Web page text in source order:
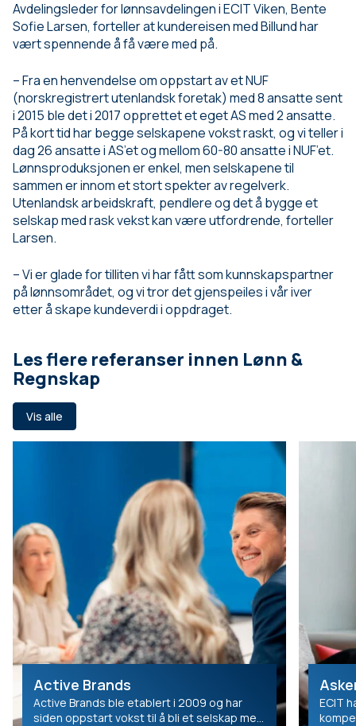
Avdelingsleder for lønnsavdelingen i ECIT Viken, Bente
Sofie Larsen, forteller at kundereisen med Billund har
vært spennende å få være med på.
– Fra en henvendelse om oppstart av et NUF
(norskregistrert utenlandsk foretak) med 8 ansatte sent
i 2015 ble det i 2017 opprettet et eget AS med 2 ansatte.
På kort tid har begge selskapene vokst raskt, og vi teller i
dag 26 ansatte i AS’et og mellom 60-80 ansatte i NUF’et.
Lønnsproduksjonen er enkel, men selskapene til
sammen er innom et stort spekter av regelverk.
Utenlandsk arbeidskraft, pendlere og det å bygge et
selskap med rask vekst kan være utfordrende, forteller
Larsen.
– Vi er glade for tilliten vi har fått som kunnskapspartner
på lønnsområdet, og vi tror det gjenspeiles i vår iver
etter å skape kundeverdi i oppdraget.
Les flere referanser innen Lønn &
Regnskap
Vis alle
Active Brands
Active Brands ble etablert i 2009 og har
siden oppstart vokst til å bli et selskap med
ECIT